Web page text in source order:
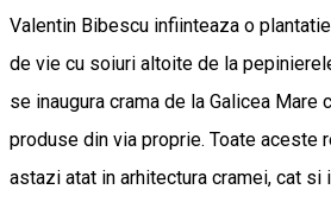
Valentin Bibescu infiinteaza o
de vie cu soiuri altoite de la
se inaugura crama de la Galicea Mare
produse din via proprie. Toate aceste
astazi atat in arhitectura cramei, cat